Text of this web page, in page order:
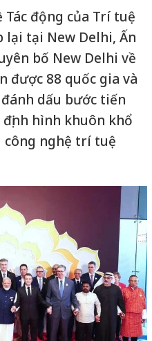
động của Trí tuệ
lại tại New Delhi, Ấn
bố New Delhi về
được 88 quốc gia và
dấu bước tiến
hình khuôn khổ
công nghệ trí tuệ